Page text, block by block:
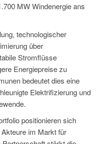
MW Windenergie ans
technologischer
über
Stromflüsse
Energiepreise zu
bedeutet dies eine
Elektrifizierung und
positionieren sich
im Markt für